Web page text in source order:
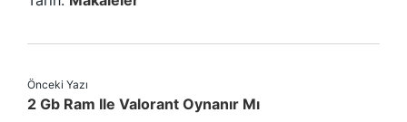
Önceki Yazı
2 Gb Ram Ile Valorant Oynanır Mı